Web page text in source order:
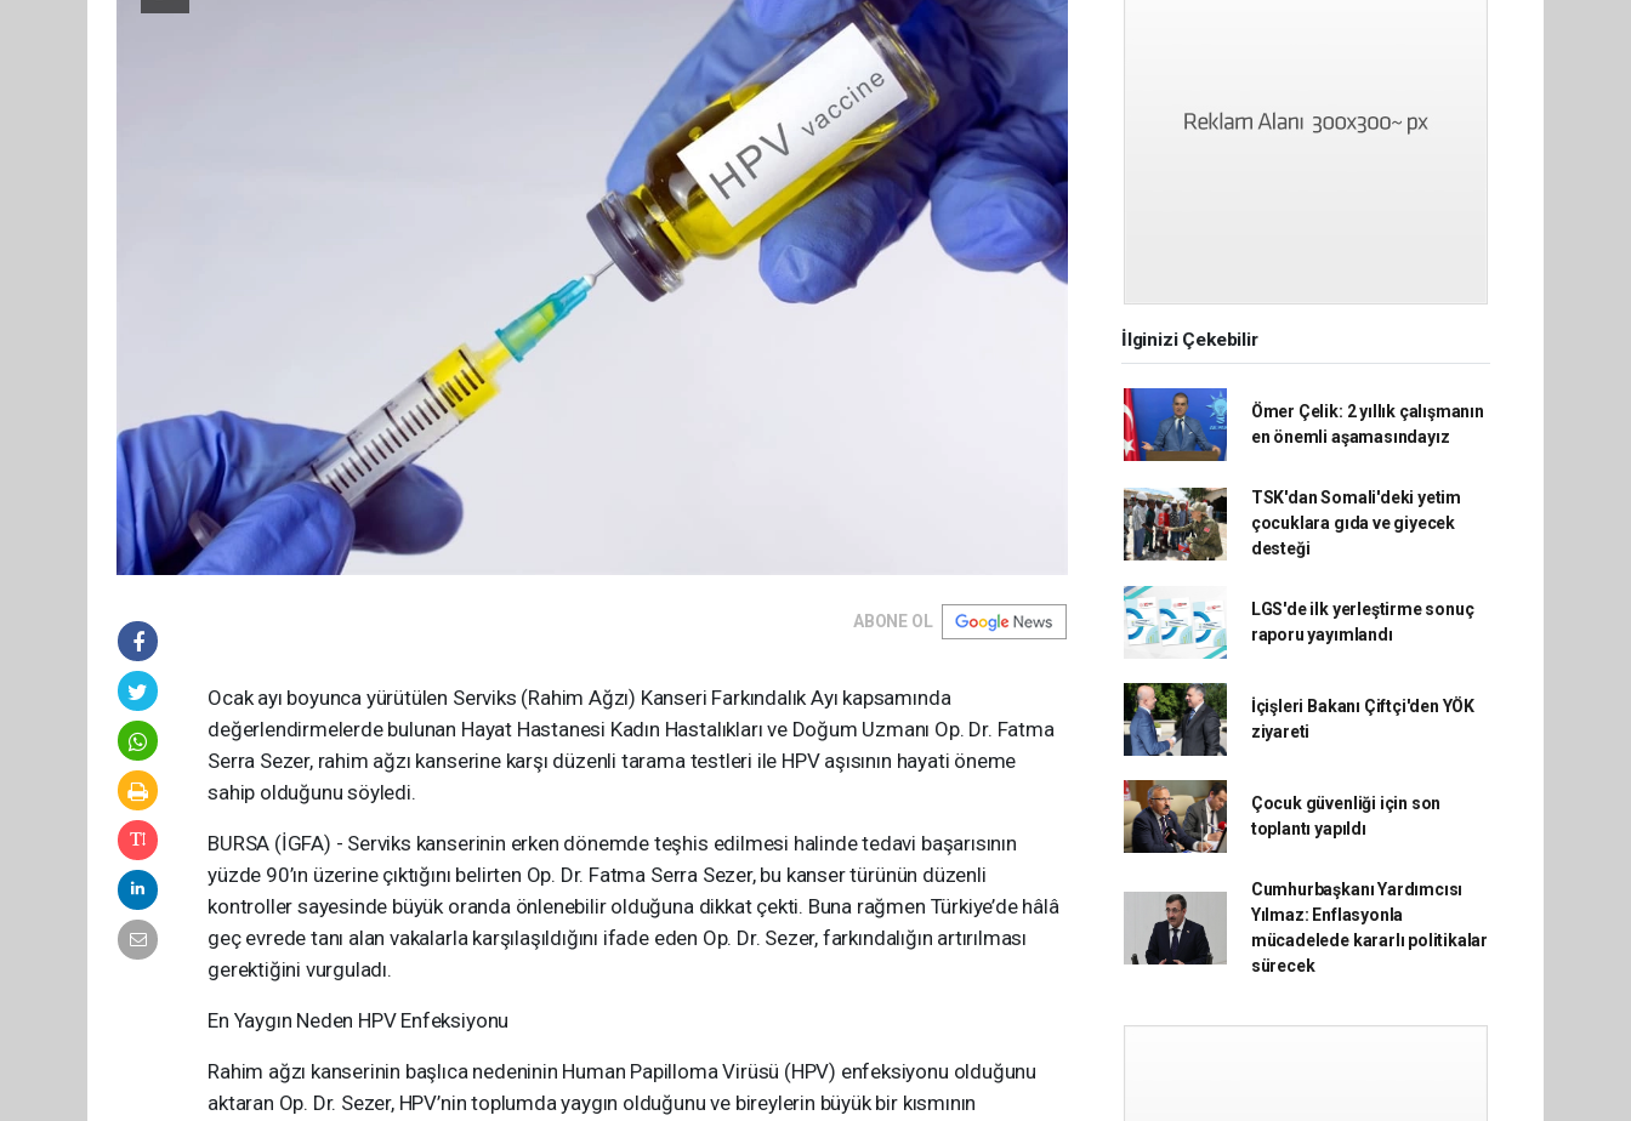
ABONE OL
Ocak ayı boyunca yürütülen Serviks (Rahim Ağzı) Kanseri Farkındalık Ayı kapsamında
değerlendirmelerde bulunan Hayat Hastanesi Kadın Hastalıkları ve Doğum Uzmanı Op. Dr. Fatma
Serra Sezer, rahim ağzı kanserine karşı düzenli tarama testleri ile HPV aşısının hayati öneme
sahip olduğunu söyledi.
BURSA (İGFA) - Serviks kanserinin erken dönemde teşhis edilmesi halinde tedavi başarısının
yüzde 90’ın üzerine çıktığını belirten Op. Dr. Fatma Serra Sezer, bu kanser türünün düzenli
kontroller sayesinde büyük oranda önlenebilir olduğuna dikkat çekti. Buna rağmen Türkiye’de hâlâ
geç evrede tanı alan vakalarla karşılaşıldığını ifade eden Op. Dr. Sezer, farkındalığın artırılması
gerektiğini vurguladı.
En Yaygın Neden HPV Enfeksiyonu
Rahim ağzı kanserinin başlıca nedeninin Human Papilloma Virüsü (HPV) enfeksiyonu olduğunu
aktaran Op. Dr. Sezer, HPV’nin toplumda yaygın olduğunu ve bireylerin büyük bir kısmının
İlginizi Çekebilir
Ömer Çelik: 2 yıllık çalışmanın
en önemli aşamasındayız
TSK'dan Somali'deki yetim
çocuklara gıda ve giyecek
desteği
LGS'de ilk yerleştirme sonuç
raporu yayımlandı
İçişleri Bakanı Çiftçi'den YÖK
ziyareti
Çocuk güvenliği için son
toplantı yapıldı
Cumhurbaşkanı Yardımcısı
Yılmaz: Enflasyonla
mücadelede kararlı politikalar
sürecek